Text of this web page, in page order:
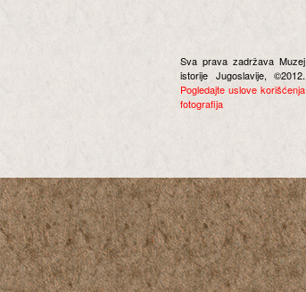
Sva prava zadržava Muzej
istorije Jugoslavije, ©2012.
Pogledajte uslove korišćenja
fotografija